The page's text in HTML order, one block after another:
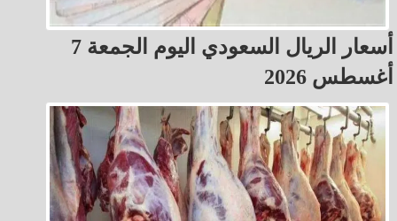
أسعار الريال السعودي اليوم الجمعة 7
أغسطس 2026